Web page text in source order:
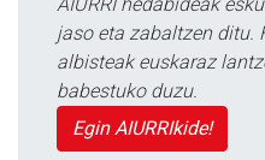
jaso eta zabaltzen ditu.
albisteak euskaraz
babestuko duzu.
Egin AIURRIkide!